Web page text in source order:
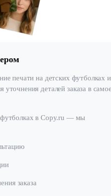
печати на детских футболках
деталей заказа в
футболках в Copy.ru — мы
заказа